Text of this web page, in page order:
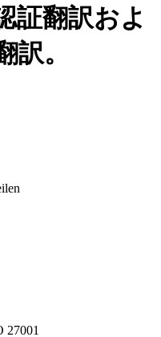
証翻訳およ
。
27001